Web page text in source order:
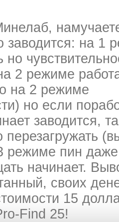
заводится: на 1
но
2 режиме
на 2 режиме
но если
заводится,
перезагружать
режиме пин
начинает.
своих
15
Find 25!